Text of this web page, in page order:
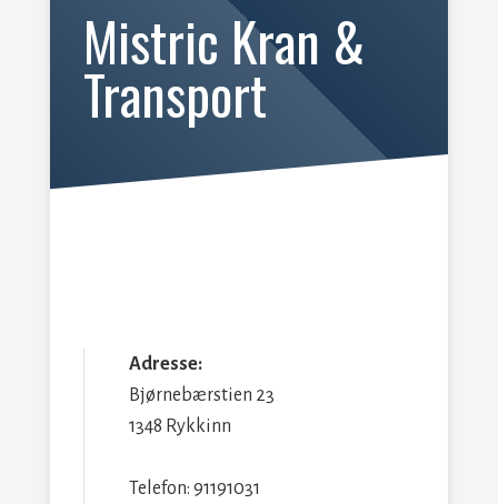
Mistric Kran &
Transport
Adresse:
Bjørnebærstien 23
1348 Rykkinn
Telefon: 91191031